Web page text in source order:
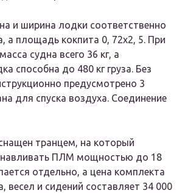
и ширина лодки соответственно
а площадь кокпита 0, 72х2, 5. При
судна всего 36 кг, а
способна до 480 кг груза. Без
предусмотрено 3
для спуска воздуха. Соединение
транцем, на который
ПЛМ мощностью до 18
отдельно, а цена комплекта
весел и сидений составляет 34 000